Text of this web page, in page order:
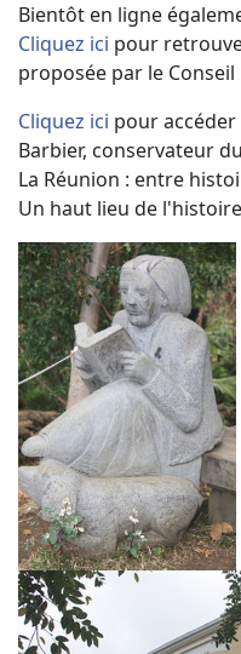
Bientôt en ligne
Cliquez ici pour
proposée par le
Cliquez ici pour accéder
Barbier, conservateur
La Réunion : entre
Un haut lieu de